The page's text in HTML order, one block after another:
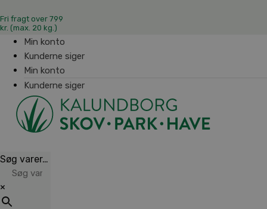
Fri fragt over 799
kr. (max. 20 kg.)
Min konto
Kunderne siger
Min konto
Kunderne siger
Søg varer…
×